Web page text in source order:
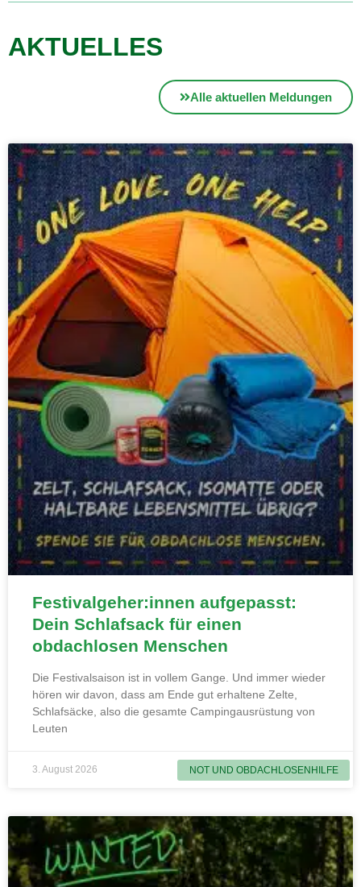
AKTUELLES
Alle aktuellen Meldungen
NOT UND OBDACHLOSENHILFE
Festivalgeher:innen aufgepasst:
Dein Schlafsack für einen
obdachlosen Menschen
Die Festivalsaison ist in vollem Gange. Und immer wieder
hören wir davon, dass am Ende gut erhaltene Zelte,
Schlafsäcke, also die gesamte Campingausrüstung von
Leuten
3. August 2026